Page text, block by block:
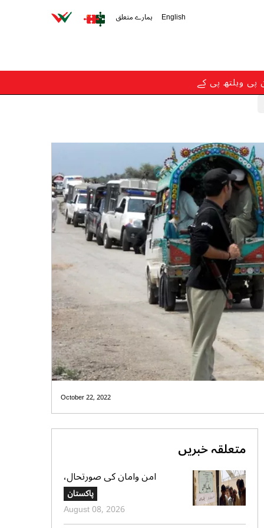
English ہمارے متعلق
پی ویلتھ پی کے
October 22, 2022
متعلقہ خبریں
امن وامان کی صورتحال،
بلوچستان کے 4 بلدیاتی حلقوں
میں آج ہونیوالی پولنگ ملتوی
پاکستان
August 08, 2026